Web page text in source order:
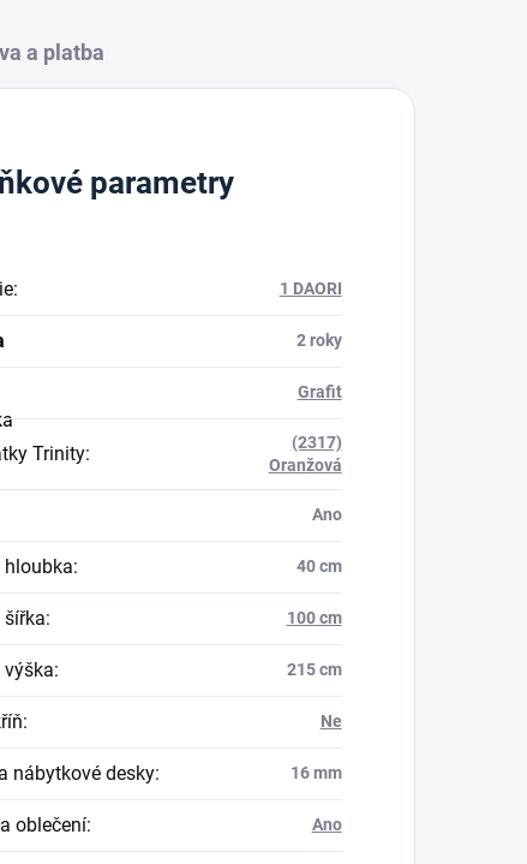
a platba
parametry
: 1 DAORI
2 roky
Grafit
Trinity:
(2317)
Oranžová
Ano
hloubka: 40 cm
šířka: 100 cm
výška: 215 cm
: Ne
nábytkové desky: 16 mm
oblečení: Ano